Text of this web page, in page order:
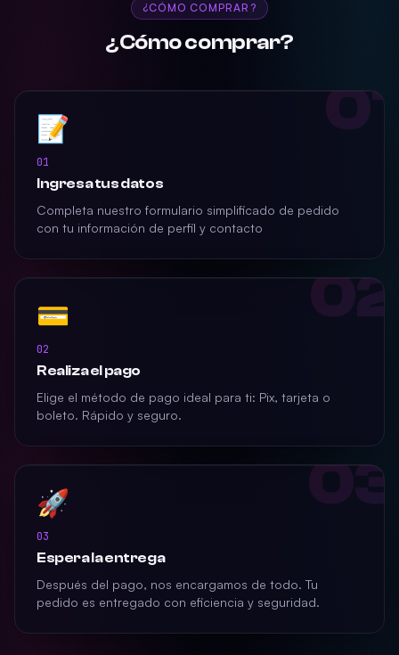
¿CÓMO COMPRAR?
¿Cómo comprar?
01
📝
01
Ingresa tus datos
Completa nuestro formulario simplificado de pedido
con tu información de perfil y contacto
02
💳
02
Realiza el pago
Elige el método de pago ideal para ti: Pix, tarjeta o
boleto. Rápido y seguro.
03
🚀
03
Espera la entrega
Después del pago, nos encargamos de todo. Tu
pedido es entregado con eficiencia y seguridad.